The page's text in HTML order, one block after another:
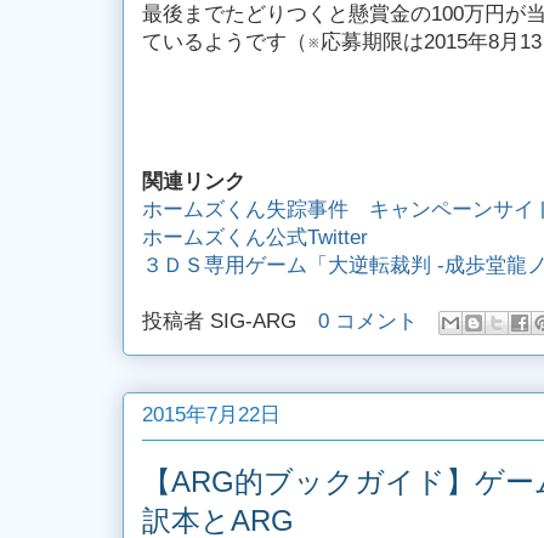
最後までたどりつくと懸賞金の100万円が
ているようです（※応募期限は2015年8月
関連リンク
ホームズくん失踪事件 キャンペーンサイ
ホームズくん公式Twitter
３ＤＳ専用ゲーム「大逆転裁判 -成歩堂龍
投稿者 SIG-ARG 0 コメント
2015年7月22日
【ARG的ブックガイド】ゲ
訳本とARG